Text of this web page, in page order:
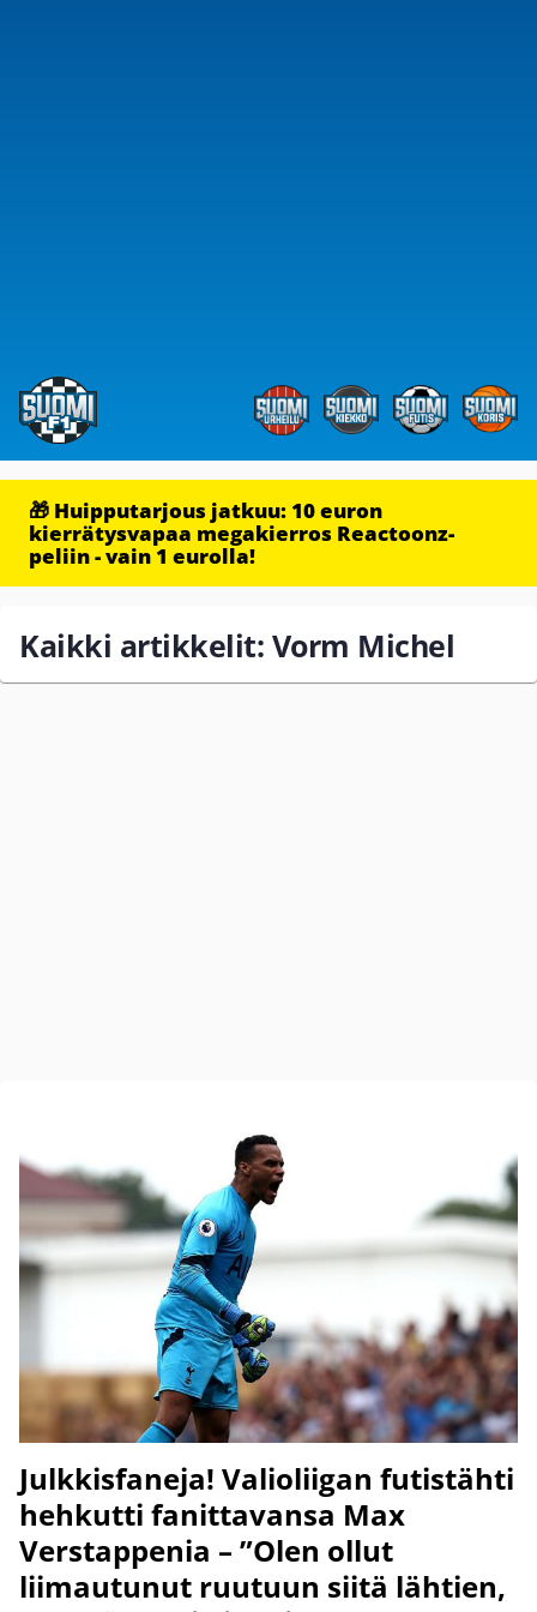
🎁 Huipputarjous jatkuu: 10 euron
kierrätysvapaa megakierros Reactoonz-
peliin - vain 1 eurolla!
Kaikki artikkelit: Vorm Michel
Julkkisfaneja! Valioliigan futistähti
hehkutti fanittavansa Max
Verstappenia – ”Olen ollut
liimautunut ruutuun siitä lähtien,